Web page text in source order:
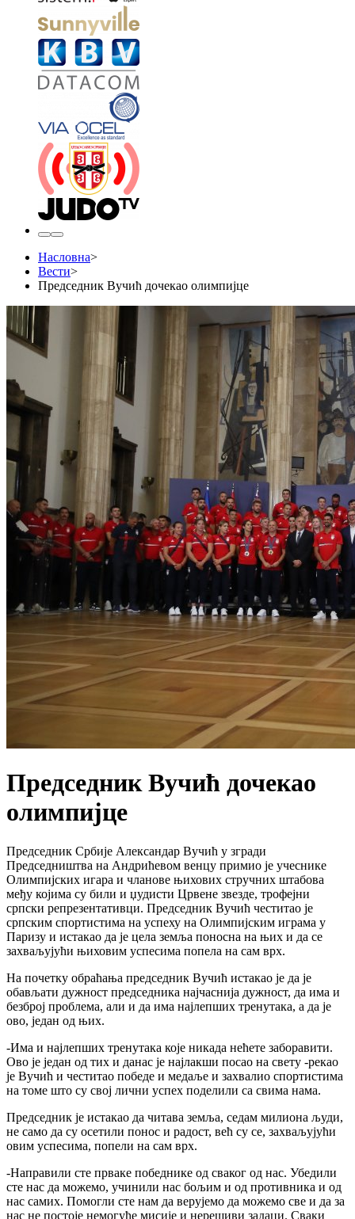
Насловна>
Вести>
Председник Вучић дочекао олимпијце
Председник Вучић дочекао
олимпијце
Председник Србије Александар Вучић у згради
Председништва на Андрићевом венцу примио је учеснике
Олимпијских игара и чланове њихових стручних штабова
међу којима су били и џудисти Црвене звезде, трофејни
српски репрезентативци. Председник Вучић честитао је
српским спортистима на успеху на Олимпијским играма у
Паризу и истакао да је цела земља поносна на њих и да се
захваљујући њиховим успесима попела на сам врх.
На почетку обраћања председник Вучић истакао је да је
обављати дужност председника најчаснија дужност, да има и
безброј проблема, али и да има најлепших тренутака, а да је
ово, један од њих.
-Има и најлепших тренутака које никада нећете заборавити.
Ово је један од тих и данас је најлакши посао на свету -рекао
је Вучић и честитао победе и медаље и захвалио спортистима
на томе што су свој лични успех поделили са свима нама.
Председник је истакао да читава земља, седам милиона људи,
не само да су осетили понос и радост, већ су се, захваљујући
овим успесима, попели на сам врх.
-Направили сте прваке победнике од сваког од нас. Убедили
сте нас да можемо, учинили нас бољим и од противника и од
нас самих. Помогли сте нам да верујемо да можемо све и да за
нас не постоје немогуће мисије и нерешиви задаци. Сваки